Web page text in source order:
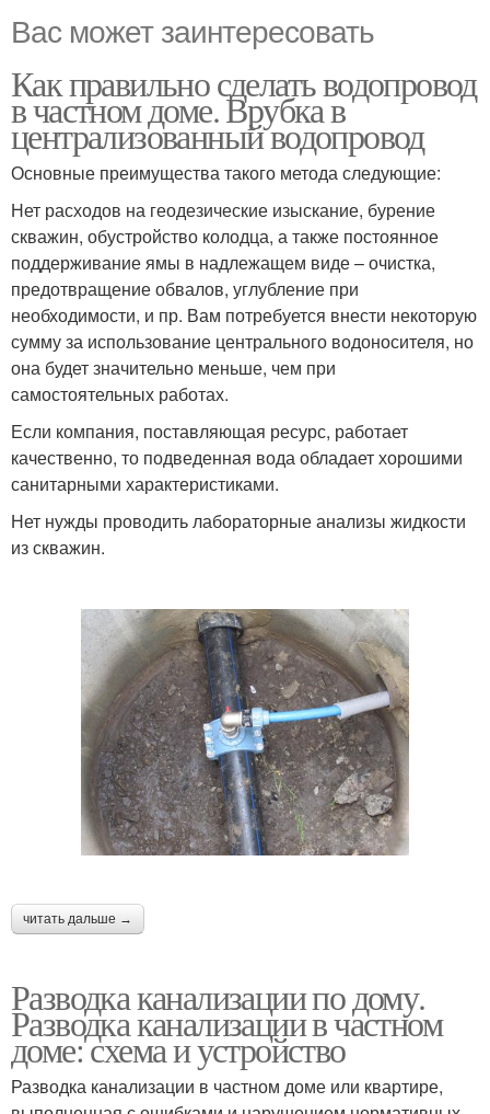
Вас может заинтересовать
Как правильно сделать водопровод
в частном доме. Врубка в
централизованный водопровод
Основные преимущества такого метода следующие:
Нет расходов на геодезические изыскание, бурение
скважин, обустройство колодца, а также постоянное
поддерживание ямы в надлежащем виде – очистка,
предотвращение обвалов, углубление при
необходимости, и пр. Вам потребуется внести некоторую
сумму за использование центрального водоносителя, но
она будет значительно меньше, чем при
самостоятельных работах.
Если компания, поставляющая ресурс, работает
качественно, то подведенная вода обладает хорошими
санитарными характеристиками.
Нет нужды проводить лабораторные анализы жидкости
из скважин.
читать дальше →
Разводка канализации по дому.
Разводка канализации в частном
доме: схема и устройство
Разводка канализации в частном доме или квартире,